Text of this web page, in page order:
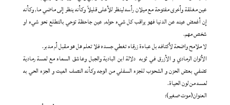
عين مغلقة وأخرى مفتوحة مع ميلان رأسه لينظر للأعلى قليلاً وكأنه ينظر إلى ماضي ما, وكأنه
إن أغمض عينه عن الدنيا فهو يراقب كل شيء حوله, عين جاحظة توحي بالتطلع نحو شيء او
شخص مهم.
لا ملامح واضحة لأكتافه بل عباءة زرقاء تغطي جسده فلا تعلم هل هو مقبل أم مدبر.
الألوان الرمادي و الأزرق في ثوبه دلالة ابن البادية والجبل وعاشق السماء مع لمسة رمادية
تضفي بعض الحزن و الشحوب للجزء السفلي من الوجه وكأنه النصف الميت و الجزء الحي به
لمسه من لون الحياة.
العنوان(موت صغير):